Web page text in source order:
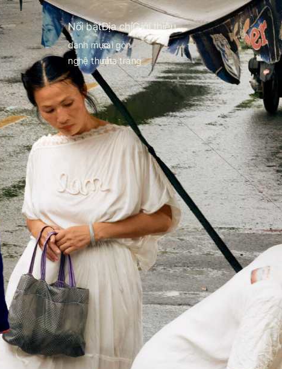
Nổi bật
danh mục
nghệ thuật
Địa chỉ
sài gòn
nha trang
Giới thiệu